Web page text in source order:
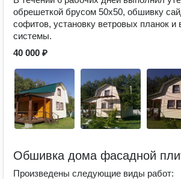
обрешеткой брусом 50х50, обшивку
софитов, установку ветровых планок и
системы.
40 000 ₽
Обшивка дома фасадной
Произведены следующие виды работ: